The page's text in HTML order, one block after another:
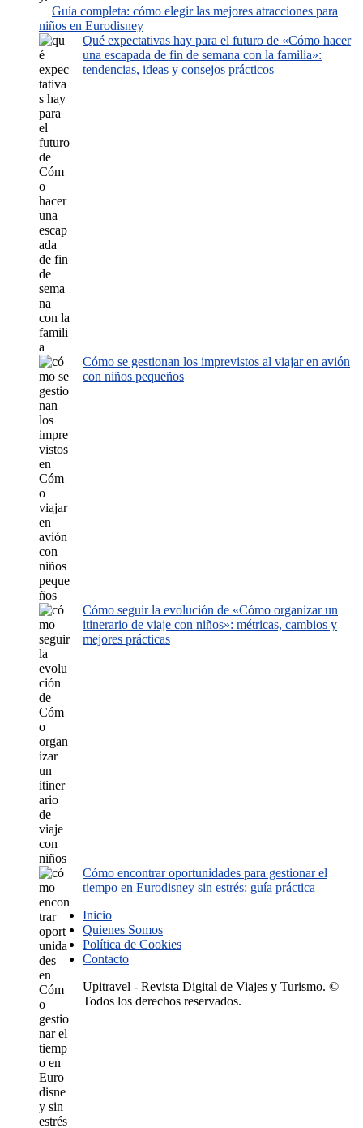
Guía completa: cómo elegir las mejores atracciones para
niños en Eurodisney
Qué expectativas hay para el futuro de «Cómo hacer
una escapada de fin de semana con la familia»:
tendencias, ideas y consejos prácticos
Cómo se gestionan los imprevistos al viajar en avión
con niños pequeños
Cómo seguir la evolución de «Cómo organizar un
itinerario de viaje con niños»: métricas, cambios y
mejores prácticas
Cómo encontrar oportunidades para gestionar el
tiempo en Eurodisney sin estrés: guía práctica
Inicio
Quienes Somos
Política de Cookies
Contacto
Upitravel - Revista Digital de Viajes y Turismo. ©
Todos los derechos reservados.